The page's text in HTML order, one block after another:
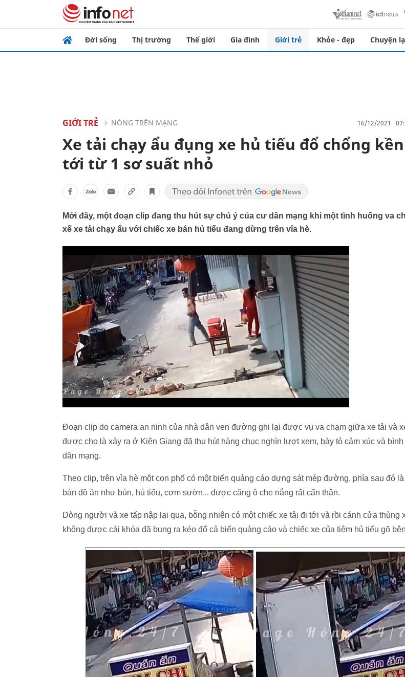
Đời sống Thị trường Thế giới Gia đình Giới trẻ Khỏe - đẹp Chuyện lạ
GIỚI TRẺ NÓNG TRÊN MẠNG 16/12/2021
Xe tải chạy ẩu đụng xe hủ tiếu đổ chổng
tới từ 1 sơ suất nhỏ
Mới đây, một đoạn clip đang thu hút sự chú ý của cư dân mạng khi một tình huống va
xế xe tải chạy ẩu với chiếc xe bán hủ tiếu đang dừng trên vỉa hè.
Đoạn clip do camera an ninh của nhà dân ven đường ghi lại được vụ va chạm giữa xe tải và
được cho là xảy ra ở Kiên Giang đã thu hút hàng chục nghìn lượt xem, bày tỏ cảm xúc và
dân mạng.
Theo clip, trên vỉa hè một con phố có một biển quảng cáo dựng sát mép đường, phía sau đó
bán đồ ăn như bún, hủ tiếu, cơm sườn... được căng ô che nắng rất cẩn thận.
Dòng người và xe tấp nập lại qua, bỗng nhiên có một chiếc xe tải đi tới và rồi cánh cửa thùng
không được cài khóa đã bung ra kéo đổ cả biển quảng cáo và chiếc xe của tiệm hủ tiếu gõ